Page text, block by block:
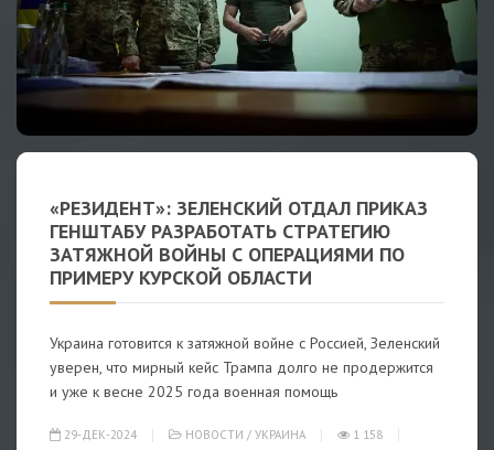
«РЕЗИДЕНТ»: ЗЕЛЕНСКИЙ ОТДАЛ ПРИКАЗ
ГЕНШТАБУ РАЗРАБОТАТЬ СТРАТЕГИЮ
ЗАТЯЖНОЙ ВОЙНЫ С ОПЕРАЦИЯМИ ПО
ПРИМЕРУ КУРСКОЙ ОБЛАСТИ
Украина готовится к затяжной войне с Россией, Зеленский
уверен, что мирный кейс Трампа долго не продержится
и уже к весне 2025 года военная помощь
29-ДЕК-2024 НОВОСТИ / УКРАИНА
1 158